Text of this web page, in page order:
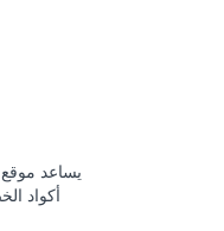
يساعد
أكواد